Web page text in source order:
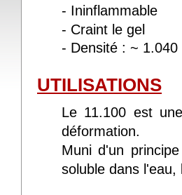
- Ininflammable
- Craint le gel
- Densité : ~ 1.040
UTILISATIONS
Le 11.100 est
déformation.
Muni d'un
soluble dans